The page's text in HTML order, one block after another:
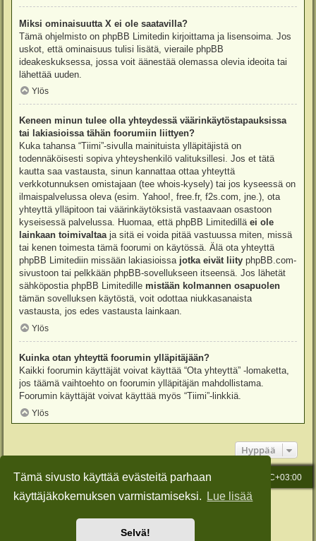
Tämä sivusto käyttää evästeitä parhaan
käyttäjäkokemuksen varmistamiseksi.
Lue lisää
Selvä!
Miksi ominaisuutta X ei ole saatavilla?
Tämä ohjelmisto on phpBB Limitedin kirjoittama ja lisensoima. Jos
uskot, että ominaisuus tulisi lisätä, vieraile phpBB
ideakeskuksessa , jossa voit äänestää olemassa olevia ideoita tai
lähettää uuden.
Ylös
Keneen minun tulee olla yhteydessä väärinkäytöstapauksissa
tai lakiasioissa tähän foorumiin liittyen?
Kuka tahansa “Tiimi”-sivulla mainituista ylläpitäjistä on
todennäköisesti sopiva yhteyshenkilö valituksillesi. Jos et tätä
kautta saa vastausta, sinun kannattaa ottaa yhteyttä
verkkotunnuksen omistajaan (tee whois-kysely) tai jos kyseessä on
ilmaispalvelussa oleva (esim. Yahoo!, free.fr, f2s.com, jne.), ota
yhteyttä ylläpitoon tai väärinkäytöksistä vastaavaan osastoon
kyseisessä palvelussa. Huomaa, että phpBB Limitedillä ei ole
lainkaan toimivaltaaja sitä ei voida pitää vastuussa miten, missä
tai kenen toimesta tämä foorumi on käytössä. Älä ota yhteyttä
phpBB Limitediin missään lakiasioissa jotka eivät liity phpBB.com-
sivustoon tai pelkkään phpBB-sovellukseen itseensä. Jos lähetät
sähköpostia phpBB Limitedille mistään kolmannen osapuolen
tämän sovelluksen käytöstä, voit odottaa niukkasanaista
vastausta, jos edes vastausta lainkaan.
Ylös
Kuinka otan yhteyttä foorumin ylläpitäjään?
Kaikki foorumin käyttäjät voivat käyttää “Ota yhteyttä” -lomaketta,
jos täämä vaihtoehto on foorumin ylläpitäjän mahdollistama.
Foorumin käyttäjät voivat käyttää myös “Tiimi”-linkkiä.
Ylös
Hyppää
Etusivu Kaikki ajat ovat UTC+03:00
Viesti Ylläpidolle
Keskustelufoorumin ohjelmistophpBB® Forum Software © phpBB Limited